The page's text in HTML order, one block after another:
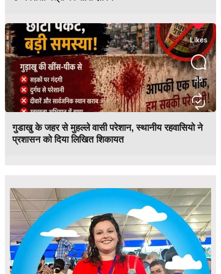
गुडाखु के जहर से मुहल्ले वासी परेशान, स्थानीय रहवासियो ने
प्रशासन को दिया लिखित शिकायत